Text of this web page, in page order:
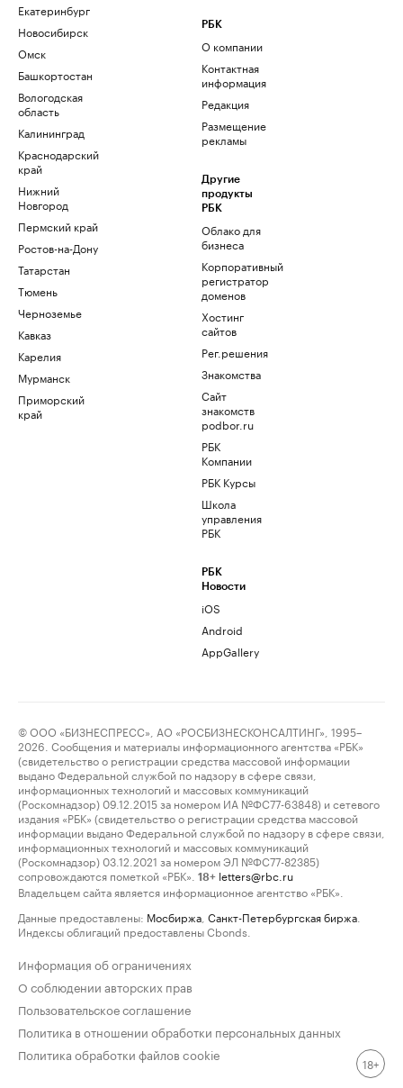
Екатеринбург
Новосибирск
Омск
Башкортостан
Вологодская
область
Калининград
Краснодарский
край
Нижний
Новгород
Пермский край
Ростов-на-Дону
Татарстан
Тюмень
Черноземье
Кавказ
Карелия
Мурманск
Приморский
край
РБК
О компании
Контактная
информация
Редакция
Размещение
рекламы
Другие
продукты
РБК
Облако для
бизнеса
Корпоративный
регистратор
доменов
Хостинг
сайтов
Рег.решения
Знакомства
Сайт
знакомств
podbor.ru
РБК
Компании
РБК Курсы
Школа
управления
РБК
РБК
Новости
iOS
Android
AppGallery
© ООО «БИЗНЕСПРЕСС», АО «РОСБИЗНЕСКОНСАЛТИНГ», 1995–
2026. Сообщения и материалы информационного агентства «РБК»
(свидетельство о регистрации средства массовой информации
выдано Федеральной службой по надзору в сфере связи,
информационных технологий и массовых коммуникаций
(Роскомнадзор) 09.12.2015 за номером ИА №ФС77-63848) и сетевого
издания «РБК» (свидетельство о регистрации средства массовой
информации выдано Федеральной службой по надзору в сфере связи,
информационных технологий и массовых коммуникаций
(Роскомнадзор) 03.12.2021 за номером ЭЛ №ФС77-82385)
сопровождаются пометкой «РБК».
18+ letters@rbc.ru
Владельцем сайта является информационное агентство «РБК».
Данные предоставлены: Мосбиржа Санкт-Петербургская биржа
Индексы облигаций предоставлены Cbonds.
Информация об ограничениях
О соблюдении авторских прав
Пользовательское соглашение
Политика в отношении обработки персональных данных
Политика обработки файлов cookie
18+